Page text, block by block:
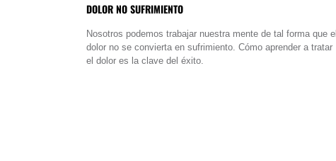
DOLOR NO SUFRIMIENTO
Nosotros podemos trabajar nuestra mente de tal forma que el
dolor no se convierta en sufrimiento. Cómo aprender a tratar
el dolor es la clave del éxito.